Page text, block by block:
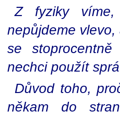
Z fyziky
nepůjdeme
se stoprocentně
nechci použít
Důvod toho,
někam do